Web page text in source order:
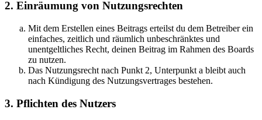
2. Einräumung von Nutzungsrechten
Mit dem Erstellen eines Beitrags erteilst du dem Betreiber ein
einfaches, zeitlich und räumlich unbeschränktes und
unentgeltliches Recht, deinen Beitrag im Rahmen des Boards
zu nutzen.
Das Nutzungsrecht nach Punkt 2, Unterpunkt a bleibt auch
nach Kündigung des Nutzungsvertrages bestehen.
3. Pflichten des Nutzers